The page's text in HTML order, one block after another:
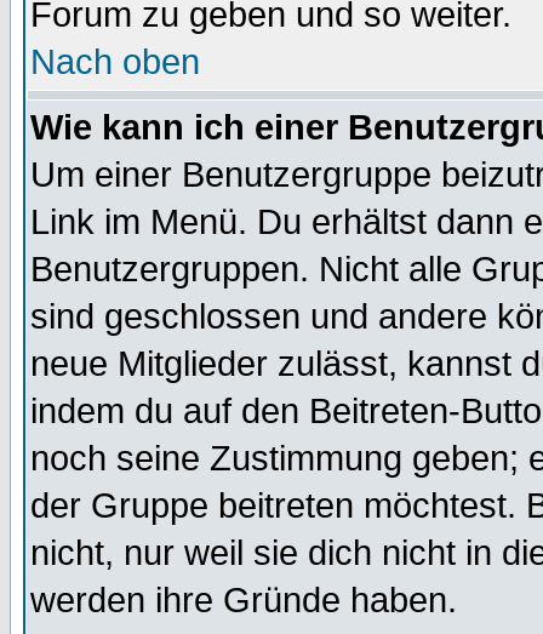
Forum zu geben und so weiter.
Nach oben
Wie kann ich einer
Um einer Benutzergruppe
Link im Menü. Du erhältst dann
Benutzergruppen. Nicht alle
sind geschlossen und andere
neue Mitglieder zulässt, kannst
indem du auf den Beitreten-
noch seine Zustimmung geben;
der Gruppe beitreten möchtest.
nicht, nur weil sie dich nicht in
werden ihre Gründe haben.